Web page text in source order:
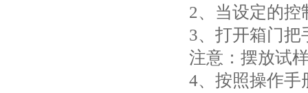
2、当设定的控
3、打开箱门把
注意：摆放试
4、按照操作手